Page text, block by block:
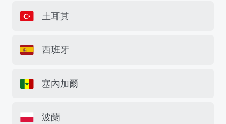
土耳其
西班牙
塞內加爾
波蘭